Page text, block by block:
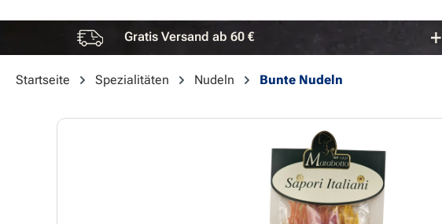
Vorteile überspringen Gratis Versand ab 60 €
Startseite Spezialitäten Nudeln Bunte Nudeln
Bildergalerie überspringen